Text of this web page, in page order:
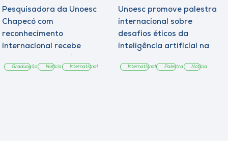
Pesquisadora da Unoesc
Chapecó com
reconhecimento
internacional recebe
Municipal
Graduação Notícia International
Unoesc promove palestra
internacional sobre
desafios éticos da
inteligência artificial na
International Palestra Notícia